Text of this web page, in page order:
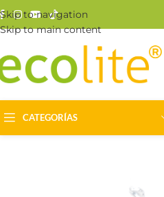
Skip to navigation
Skip to main content
CATEGORÍAS